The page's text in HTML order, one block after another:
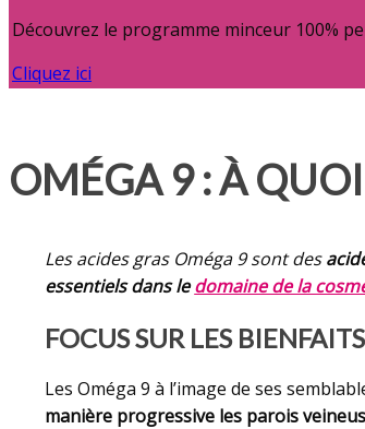
Découvrez le programme minceur 100%
Cliquez ici
OMÉGA 9 : À
Les acides gras Oméga 9 sont des
essentiels dans ledomaine de la
FOCUS SUR LES
Les Oméga 9 à l’image de ses
manière progressive les parois